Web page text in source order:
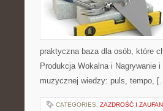
praktyczna baza dla osób, które
Produkcja Wokalna i Nagrywanie
muzycznej wiedzy: puls, tempo,
CATEGORIES: ZAZDROŚĆ I